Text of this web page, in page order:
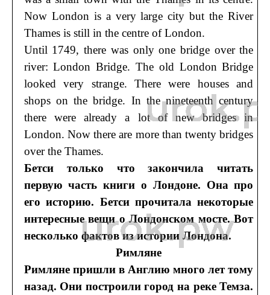
Now London is a very large city but the River
Thames is still in the centre of London.
Until 1749, there was only one bridge over the
river: London Bridge. The old London Bridge
looked very strange. There were houses and
shops on the bridge. In the nineteenth century
there were already a lot of new bridges in
London. Now there are more than twenty bridges
over the Thames.
Бетси только что закончила читать
первую часть книги о Лондоне. Она про
его историю. Бетси прочитала некоторые
интересные вещи о Лондонском мосте. Вот
несколько фактов из истории Лондона.
Римляне
Римляне пришли в Англию много лет тому
назад. Они построили город на реке Темза.